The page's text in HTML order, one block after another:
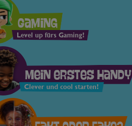
Gaming
Level up fürs Gaming!
Mein erstes Handy
Clever und cool starten!